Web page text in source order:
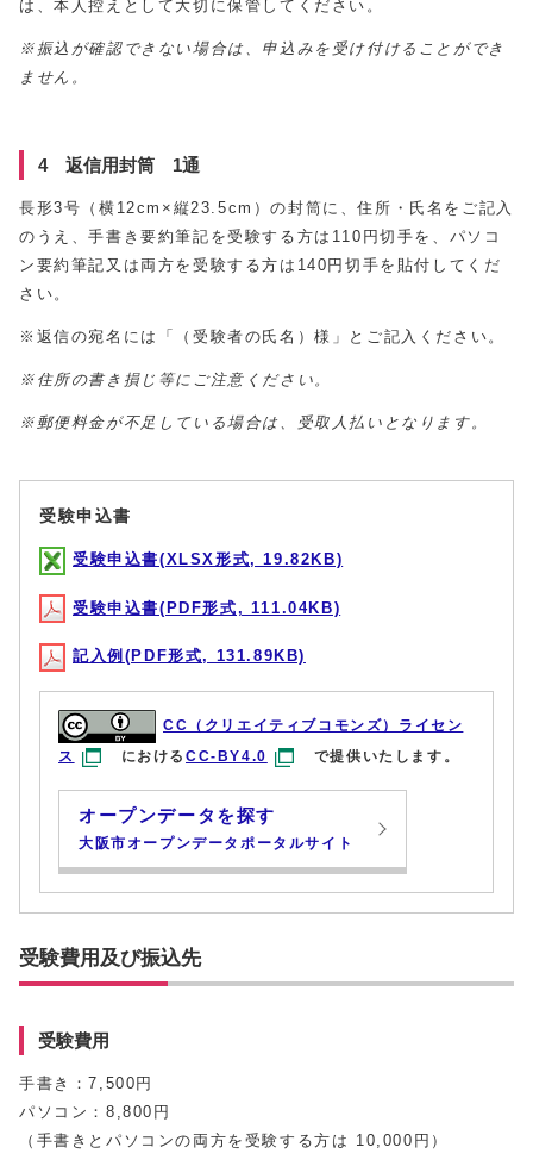
は、本人控えとして大切に保管してください。
※振込が確認できない場合は、申込みを受け付けることができ
ません。
4 返信用封筒 1通
長形3号（横12cm×縦23.5cm）の封筒に、住所・氏名をご記入
のうえ、手書き要約筆記を受験する方は110円切手を、パソコ
ン要約筆記又は両方を受験する方は140円切手を貼付してくだ
さい。
※返信の宛名には「（受験者の氏名）様」とご記入ください。
※住所の書き損じ等にご注意ください。
※郵便料金が不足している場合は、受取人払いとなります。
受験申込書
受験申込書(XLSX形式, 19.82KB)
受験申込書(PDF形式, 111.04KB)
記入例(PDF形式, 131.89KB)
CC（クリエイティブコモンズ）ライセン
ス
におけるCC-BY4.0 で提供いたします。
オープンデータを探す
大阪市オープンデータポータルサイト
受験費用及び振込先
受験費用
手書き：7,500円
パソコン：8,800円
（手書きとパソコンの両方を受験する方は 10,000円）